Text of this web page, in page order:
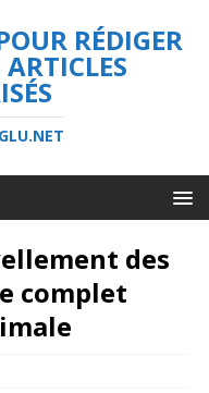
RÉDIGER
des
complet